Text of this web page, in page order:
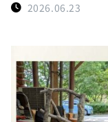
2026.06.23